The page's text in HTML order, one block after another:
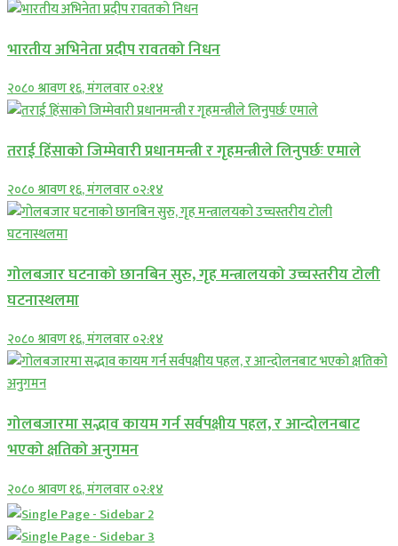
भारतीय अभिनेता प्रदीप रावतको निधन
२०८० श्रावण १६, मंगलवार ०२:१४
तराई हिंसाको जिम्मेवारी प्रधानमन्त्री र गृहमन्त्रीले लिनुपर्छः एमाले
२०८० श्रावण १६, मंगलवार ०२:१४
गोलबजार घटनाको छानबिन सुरु, गृह मन्त्रालयको उच्चस्तरीय टोली
घटनास्थलमा
२०८० श्रावण १६, मंगलवार ०२:१४
गोलबजारमा सद्भाव कायम गर्न सर्वपक्षीय पहल, र आन्दोलनबाट
भएको क्षतिको अनुगमन
२०८० श्रावण १६, मंगलवार ०२:१४